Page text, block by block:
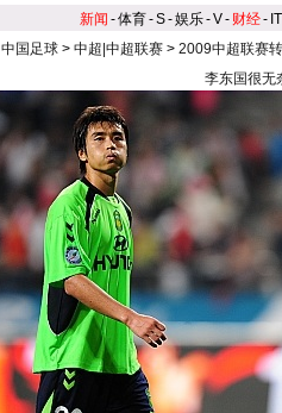
新闻 -体育-S-娱乐-V- 财经- IT
中国足球 > 中超|中超联赛 > 2009中超联赛
李东国很无